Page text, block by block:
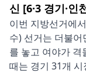
신 [6·3 경기·인
이번 지방선거에
수) 선거는 더불
를 놓고 여야가 격
때는 경기 31개 시